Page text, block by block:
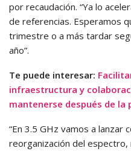
por recaudación. “Ya lo
de referencias. Esperamos
trimestre o a más tardar
año”.
Te puede interesar:
infraestructura y
mantenerse después de la
“En 3.5 GHz vamos a lanzar
reorganización del